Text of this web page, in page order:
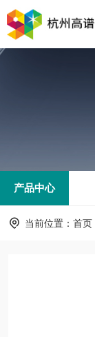
产品中心
当前位置： 首页